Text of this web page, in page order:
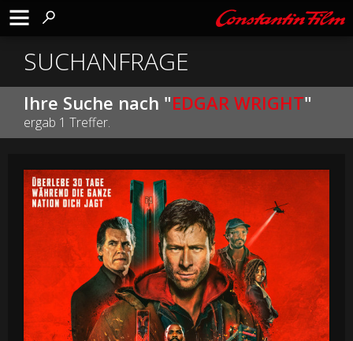
SUCHANFRAGE
Ihre Suche nach "EDGAR WRIGHT"
ergab 1 Treffer.